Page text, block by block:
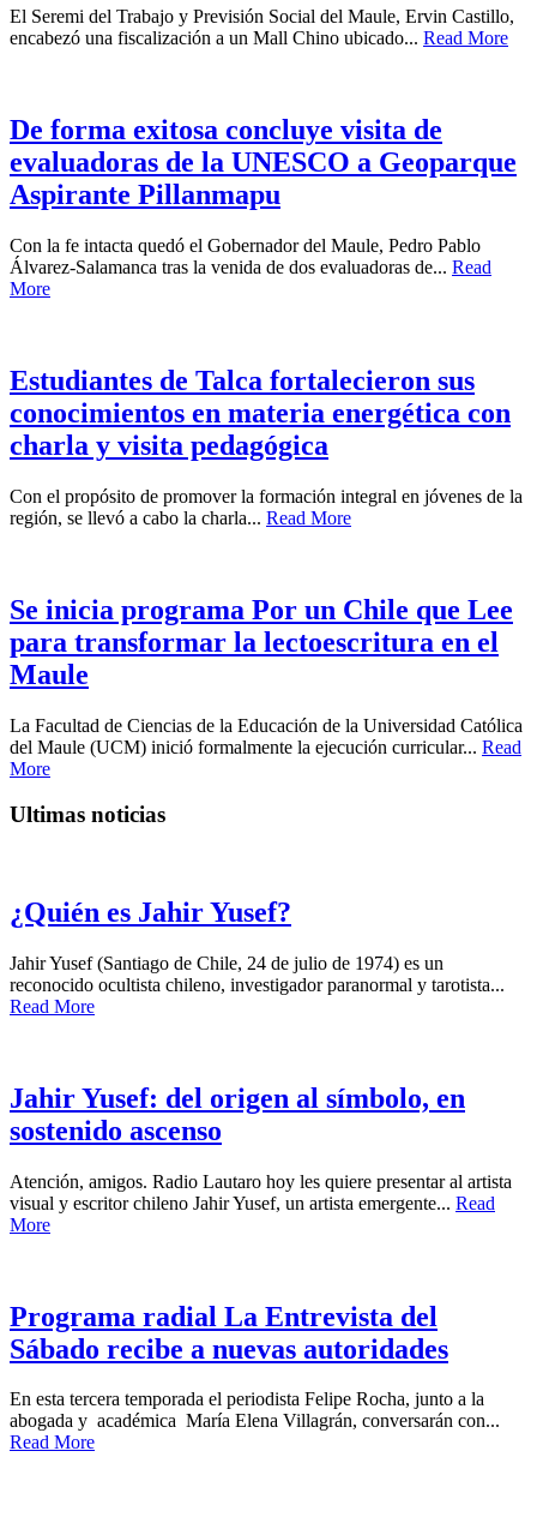
El Seremi del Trabajo y Previsión Social del Maule, Ervin Castillo,
encabezó una fiscalización a un Mall Chino ubicado... Read More
De forma exitosa concluye visita de
evaluadoras de la UNESCO a Geoparque
Aspirante Pillanmapu
Con la fe intacta quedó el Gobernador del Maule, Pedro Pablo
Álvarez-Salamanca tras la venida de dos evaluadoras de... Read
More
Estudiantes de Talca fortalecieron sus
conocimientos en materia energética con
charla y visita pedagógica
Con el propósito de promover la formación integral en jóvenes de la
región, se llevó a cabo la charla... Read More
Se inicia programa Por un Chile que Lee
para transformar la lectoescritura en el
Maule
La Facultad de Ciencias de la Educación de la Universidad Católica
del Maule (UCM) inició formalmente la ejecución curricular... Read
More
Ultimas noticias
¿Quién es Jahir Yusef?
Jahir Yusef (Santiago de Chile, 24 de julio de 1974) es un
reconocido ocultista chileno, investigador paranormal y tarotista...
Read More
Jahir Yusef: del origen al símbolo, en
sostenido ascenso
Atención, amigos. Radio Lautaro hoy les quiere presentar al artista
visual y escritor chileno Jahir Yusef, un artista emergente... Read
More
Programa radial La Entrevista del
Sábado recibe a nuevas autoridades
En esta tercera temporada el periodista Felipe Rocha, junto a la
abogada y académica María Elena Villagrán, conversarán con...
Read More